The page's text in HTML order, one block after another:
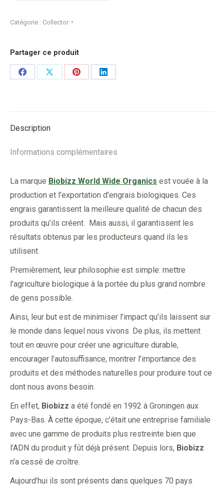
Catégorie : Collector
Partager ce produit
Share
Share
Share
Share
Description
Informations complémentaires
La marque Biobizz World Wide Organics est vouée à la
production et l’exportation d’engrais biologiques. Ces
engrais garantissent la meilleure qualité de chacun des
produits qu’ils créent. Mais aussi, il garantissent les
résultats obtenus par les producteurs quand ils les
utilisent.
Premièrement, leur philosophie est simple: mettre
l’agriculture biologique à la portée du plus grand nombre
de gens possible.
Ainsi, leur but est de minimiser l’impact qu’ils laissent sur
le monde dans lequel nous vivons. De plus, ils mettent
tout en œuvre pour créer une agriculture durable,
encourager l’autosuffisance, montrer l’importance des
produits et des méthodes naturelles pour produire tout ce
dont nous avons besoin.
En effet, Biobizz a été fondé en 1992 à Groningen aux
Pays-Bas. À cette époque, c’était une entreprise familiale
avec une gamme de produits plus restreinte bien que
l’ADN du produit y fût déjà présent. Depuis lors, Biobizz
n’a cessé de croître.
Aujourd’hui ils sont présents dans quelques 70 pays